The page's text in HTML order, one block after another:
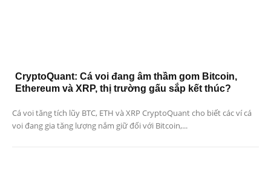
CryptoQuant: Cá voi đang âm thầm gom Bitcoin,
Ethereum và XRP, thị trường gấu sắp kết thúc?
Cá voi tăng tích lũy BTC, ETH và XRP CryptoQuant cho biết các ví cá
voi đang gia tăng lượng nắm giữ đối với Bitcoin,...